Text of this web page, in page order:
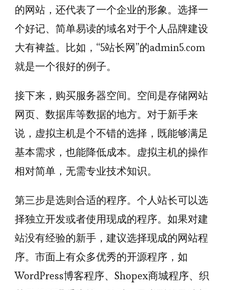
的网站，还代表了一个企业的形象。选择一
个好记、简单易读的域名对于个人品牌建设
大有裨益。比如，“5站长网”的admin5.com
就是一个很好的例子。
接下来，购买服务器空间。空间是存储网站
网页、数据库等数据的地方。对于新手来
说，虚拟主机是个不错的选择，既能够满足
基本需求，也能降低成本。虚拟主机的操作
相对简单，无需专业技术知识。
第三步是选则合适的程序。个人站长可以选
择独立开发或者使用现成的程序。如果对建
站没有经验的新手，建议选择现成的网站程
序。市面上有众多优秀的开源程序，如
WordPress博客程序、Shopex商城程序、织